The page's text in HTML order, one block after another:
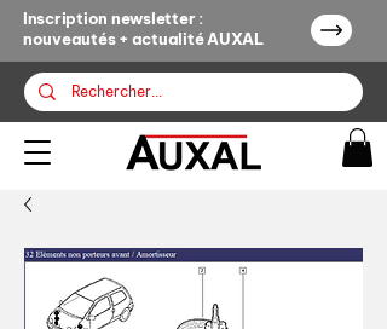
Inscription newsletter :
nouveautés + actualité AUXAL